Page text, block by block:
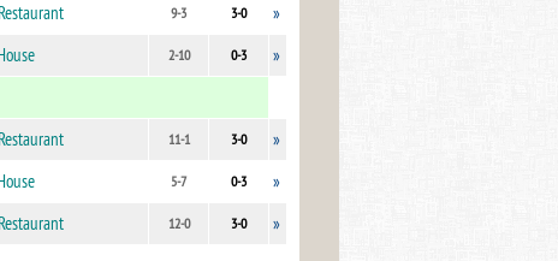
9-3 3-0 »
2-10 0-3 »
11-1 3-0 »
5-7 0-3 »
12-0 3-0 »